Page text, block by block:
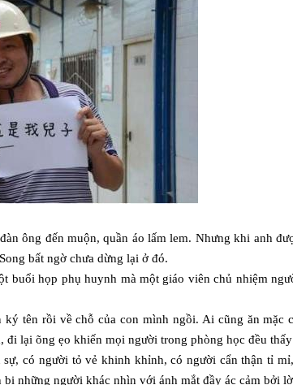
ông đến muộn, quần áo lấm lem. Nhưng khi anh
bất ngờ chưa dừng lại ở đó.
buổi họp phụ huynh mà một giáo viên chủ nhiệm
tên rồi về chỗ của con mình ngồi. Ai cũng ăn mặc
đi lại õng ẹo khiến mọi người trong phòng học đều
có người tỏ vẻ khinh khỉnh, có người cẩn thận tỉ
những người khác nhìn với ánh mắt đầy ác cảm bởi